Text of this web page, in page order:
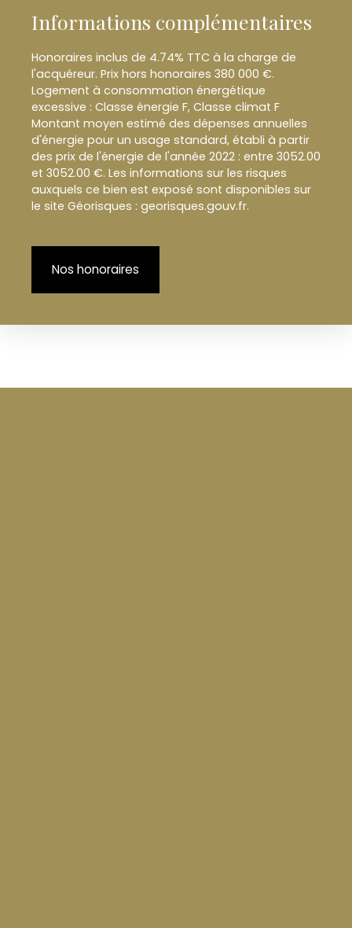
Informations complémentaires
Honoraires inclus de 4.74% TTC à la charge de
l'acquéreur. Prix hors honoraires 380 000 €.
Logement à consommation énergétique
excessive : Classe énergie F, Classe climat F
Montant moyen estimé des dépenses annuelles
d'énergie pour un usage standard, établi à partir
des prix de l'énergie de l'année 2022 : entre 3052.00
et 3052.00 €. Les informations sur les risques
auxquels ce bien est exposé sont disponibles sur
le site Géorisques : georisques.gouv.fr.
Nos honoraires